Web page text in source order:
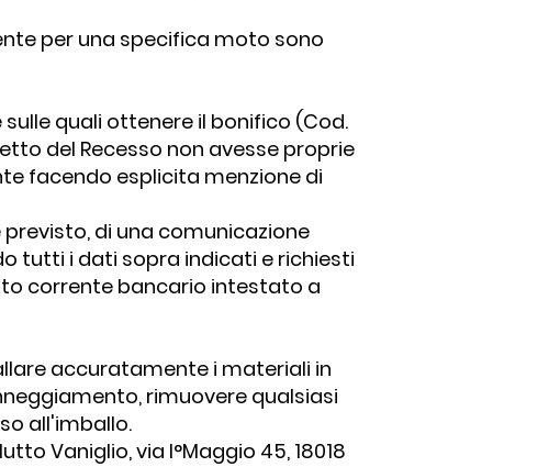
per una specifica moto sono
quali ottenere il bonifico (Cod.
del Recesso non avesse proprie
facendo esplicita menzione di
di una comunicazione
tutti i dati sopra indicati e richiesti
corrente bancario intestato a
accuratamente i materiali in
rimuovere qualsiasi
all'imballo.
Vaniglio, via I°Maggio 45, 18018